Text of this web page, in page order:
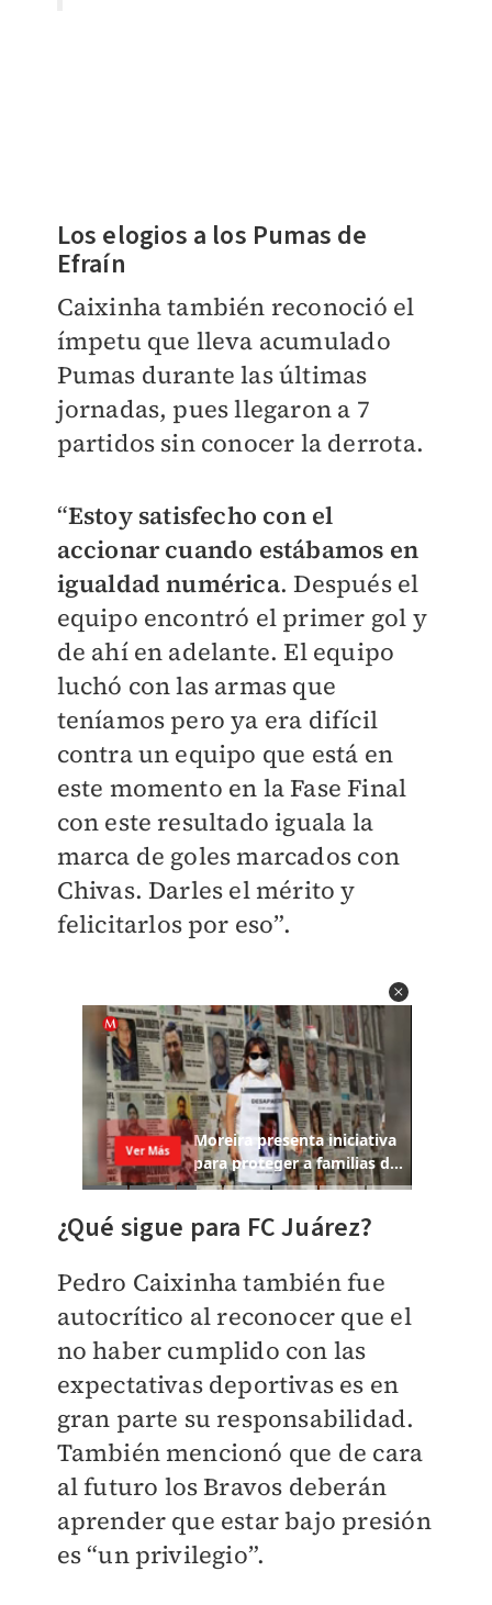
Los elogios a los Pumas de
Efraín
Caixinha también reconoció el
ímpetu que lleva acumulado
Pumas durante las últimas
jornadas, pues llegaron a 7
partidos sin conocer la derrota.
“Estoy satisfecho con el
accionar cuando estábamos en
igualdad numérica. Después el
equipo encontró el primer gol y
de ahí en adelante. El equipo
luchó con las armas que
teníamos pero ya era difícil
contra un equipo que está en
este momento en la Fase Final
con este resultado iguala la
marca de goles marcados con
Chivas. Darles el mérito y
felicitarlos por eso”.
¿Qué sigue para FC Juárez?
Pedro Caixinha también fue
autocrítico al reconocer que el
no haber cumplido con las
expectativas deportivas es en
gran parte su responsabilidad.
También mencionó que de cara
al futuro los Bravos deberán
aprender que estar bajo presión
es “un privilegio”.